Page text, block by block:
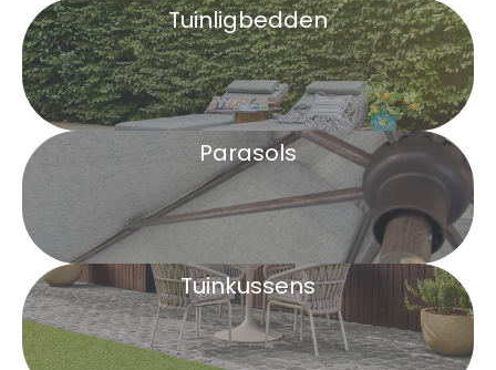
Tuinligbedden
Parasols
Tuinkussens